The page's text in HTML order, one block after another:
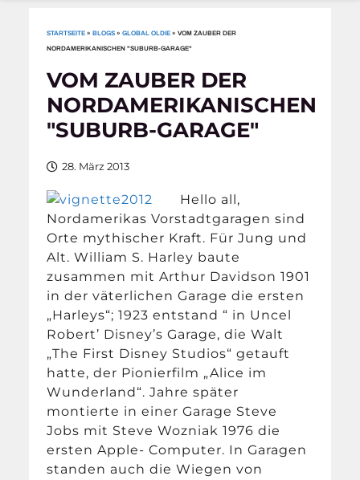
STARTSEITE »BLOGS »GLOBAL OLDIE »VOM ZAUBER DER
NORDAMERIKANISCHEN "SUBURB-GARAGE"
VOM ZAUBER DER
NORDAMERIKANISCHEN
"SUBURB-GARAGE"
28. März 2013
Hello all,
Nordamerikas Vorstadtgaragen sind
Orte mythischer Kraft. Für Jung und
Alt. William S. Harley baute
zusammen mit Arthur Davidson 1901
in der väterlichen Garage die ersten
„Harleys“; 1923 entstand “ in Uncel
Robert’ Disney’s Garage, die Walt
„The First Disney Studios“ getauft
hatte, der Pionierfilm „Alice im
Wunderland“. Jahre später
montierte in einer Garage Steve
Jobs mit Steve Wozniak 1976 die
ersten Apple- Computer. In Garagen
standen auch die Wiegen von